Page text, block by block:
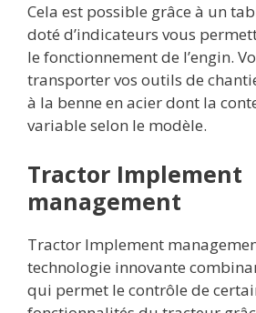
Cela est possible grâce à un
doté d’indicateurs vous
le fonctionnement de l’engin.
transporter vos outils de
à la benne en acier dont la
variable selon le modèle.
Tractor Implement
management
Tractor Implement
technologie innovante
qui permet le contrôle de